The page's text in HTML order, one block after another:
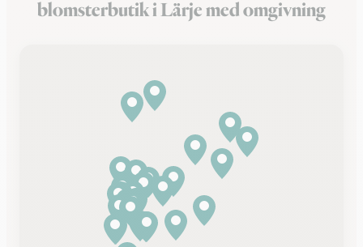
blomsterbutik i Lärje med omgivning